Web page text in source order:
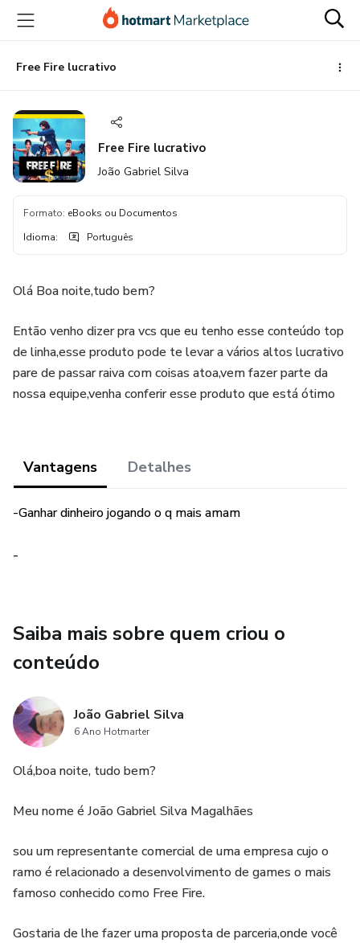
para
conteúdo
principal
para
pagamento
para
rodapé
Free Fire lucrativo
Free Fire lucrativo
João Gabriel Silva
Formato: eBooks ou Documentos
Idioma: Português
Olá Boa noite,tudo bem?
Então venho dizer pra vcs que eu tenho esse conteúdo top
de linha,esse produto pode te levar a vários altos lucrativo
pare de passar raiva com coisas atoa,vem fazer parte da
nossa equipe,venha conferir esse produto que está ótimo
Vantagens Detalhes
-Ganhar dinheiro jogando o q mais amam
-
Saiba mais sobre quem criou o
conteúdo
João Gabriel Silva
6 Ano Hotmarter
Olá,boa noite, tudo bem?
Meu nome é João Gabriel Silva Magalhães
sou um representante comercial de uma empresa cujo o
ramo é relacionado a desenvolvimento de games o mais
famoso conhecido como Free Fire.
Gostaria de lhe fazer uma proposta de parceria,onde você